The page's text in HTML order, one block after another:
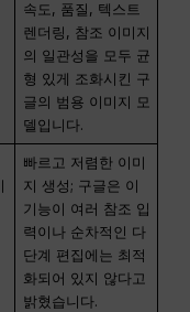
속도, 품질, 텍스트
렌더링, 참조 이미지
의 일관성을 모두 균
형 있게 조화시킨 구
글의 범용 이미지 모
델입니다.
빠르고 저렴한 이미
지 생성; 구글은 이
기능이 여러 참조 입
력이나 순차적인 다
단계 편집에는 최적
화되어 있지 않다고
밝혔습니다.